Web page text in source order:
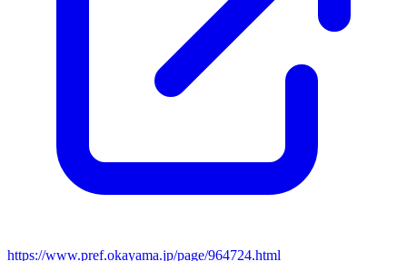
https://www.pref.okayama.jp/page/964724.html